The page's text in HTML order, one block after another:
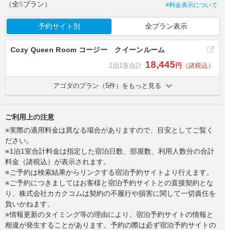
（全5プラン） ※料金表示について
予約サイト別 全プラン表示
Cozy Queen Room コー​​ジー クイーンルーム
1泊1室合計 18,445 円 （諸税込）
アゴダのプラン（5件）をもっと見る
ご利用上の注意
※実際の適用料金は異なる場合がありますので、目安としてご覧く
ださい。
※1泊1室合計料金は指定した宿泊日数、部屋数、利用人数分の合計
料金（諸税込）が表示されます。
※ご予約は検索結果からリンクする宿泊予約サイトより行えます。
※ご予約につきましてはお客様と宿泊予約サイトとの直接契約とな
り、株式会社カカクコムは契約の不履行や損害に関して一切責任を
負いかねます。
※情報更新のタイミング等の理由により、宿泊予約サイトの情報と
相違が発生することがあります。予約の際は必ず宿泊予約サイトの